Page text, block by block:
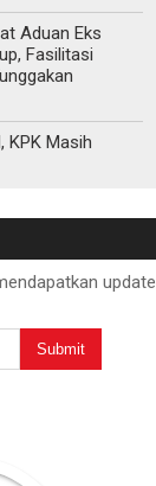
Aduan Eks
Fasilitasi
KPK Masih
update